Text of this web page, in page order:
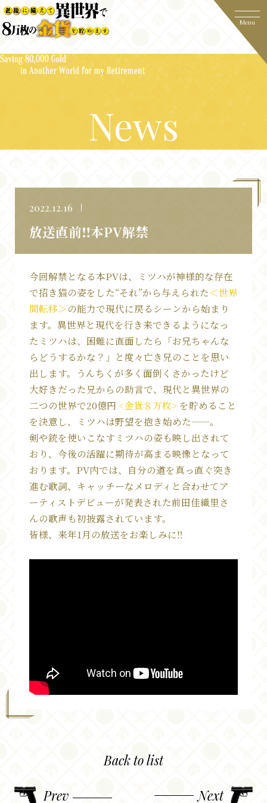
Top
News
Introduction
Story
Character
Music
Movie
News
放送直前‼本PV解禁
2022.12.16
今回解禁となる本PVは、ミツハが神様的な存在
で招き猫の姿をした“それ”から与えられた＜世界
間転移＞の能力で現代に戻るシーンから始まり
ます。異世界と現代を行き来できるようになっ
たミツハは、困難に直面したら「お兄ちゃんな
らどうするかな？」と度々亡き兄のことを思い
出します。うんちくが多く面倒くさかったけど
大好きだった兄からの助言で、現代と異世界の
二つの世界で20億円 <金貨８万枚> を貯めること
を決意し、ミツハは野望を抱き始めた——。
剣や銃を使いこなすミツハの姿も映し出されて
おり、今後の活躍に期待が高まる映像となって
おります。PV内では、自分の道を真っ直ぐ突き
進む歌詞、キャッチーなメロディと合わせてア
ーティストデビューが発表された前田佳織里さ
んの歌声も初披露されています。
皆様、来年1月の放送をお楽しみに‼
Back to list
Prev Next